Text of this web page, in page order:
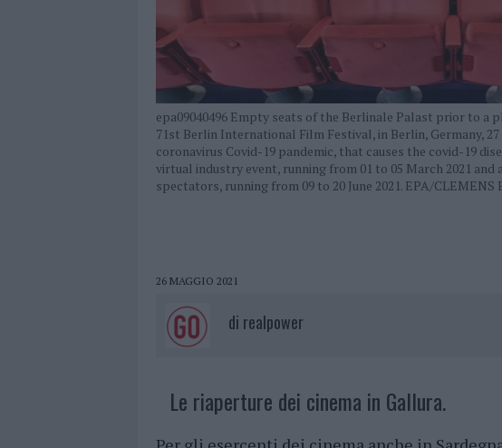
epa09040496 Empty seats of the Berlinale Palast prior to a
71st Berlin International Film Festival, in Berlin, Germany,
coronavirus Covid-19 pandemic, that causes the covid-19
virtual industry event, running from 01 to 05 March 2021
spectators, running from 09 to 20 June 2021. EPA/CLEMENS
26 MAGGIO 2021
di realpower
Le riaperture dei cinema in Gallura.